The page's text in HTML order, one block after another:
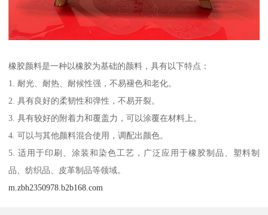
橡胶颜料是一种以橡胶为基础的颜料，具有以下特点：
1. 耐光、耐热、耐候性强，不易褪色和老化。
2. 具有良好的柔韧性和弹性，不易开裂。
3. 具有较好的附着力和覆盖力，可以涂覆在材料上。
4. 可以与其他颜料混合使用，调配出颜色。
5. 适用于印刷、涂装和染色工艺，广泛应用于橡胶制品、塑料制
品、纺织品、皮革制品等领域。
m.zbh2350978.b2b168.com